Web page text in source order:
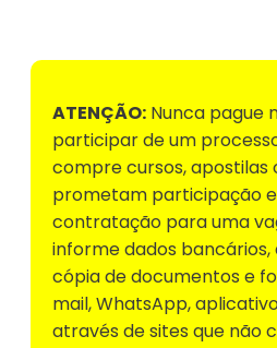
ATENÇÃO: Nunca pague
participar de um
compre cursos, apostilas
prometam participação
contratação para uma
informe dados
cópia de documentos e
mail, WhatsApp,
através de sites que não